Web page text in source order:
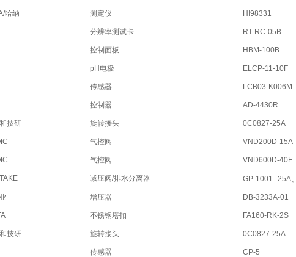
哈纳 测定仪 HI98331
分辨率测试卡 RT RC-05B
控制面板 HBM-100B
pH电极 ELCP-11-10F
传感器 LCB03-K006M
控制器 AD-4430R
技研 旋转接头 0C0827-25A
气控阀 VND200D-15A
气控阀 VND600D-40F
减压阀/排水分离器 GP-1001 25A
增压器 DB-3233A-01
不锈钢塔扣 FA160-RK-2S
技研 旋转接头 0C0827-25A
传感器 CP-5